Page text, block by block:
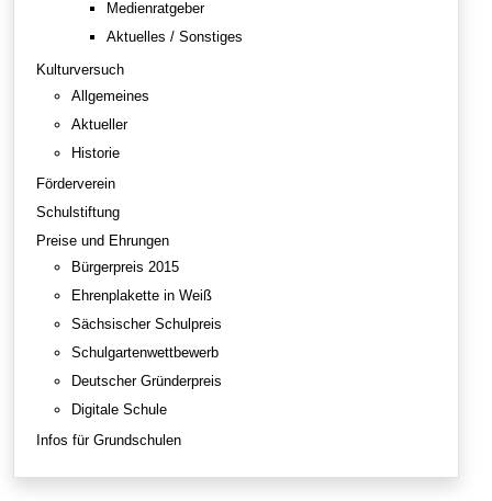
Medienratgeber
Aktuelles / Sonstiges
Kulturversuch
Allgemeines
Aktueller
Historie
Förderverein
Schulstiftung
Preise und Ehrungen
Bürgerpreis 2015
Ehrenplakette in Weiß
Sächsischer Schulpreis
Schulgartenwettbewerb
Deutscher Gründerpreis
Digitale Schule
Infos für Grundschulen